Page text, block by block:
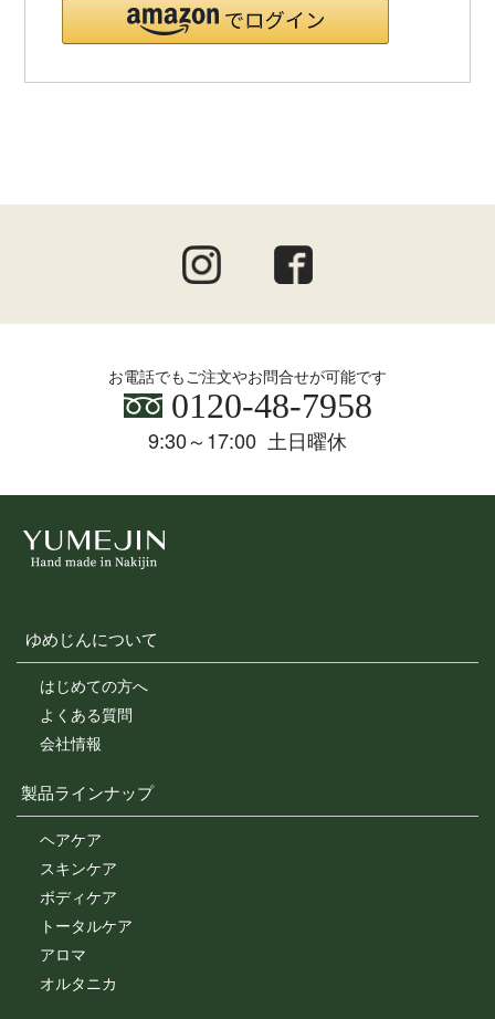
お電話でもご注文やお問合せが可能です
0120-48-7958
9:30～17:00 土日曜休
ゆめじんについて
はじめての方へ
よくある質問
会社情報
製品ラインナップ
ヘアケア
スキンケア
ボディケア
トータルケア
アロマ
オルタニカ